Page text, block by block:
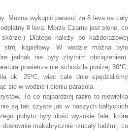
Można wykupić parasol za 8 leva na cały
8 leva. Morze Czarne jest słone, co
Dlatego należy po każdorazowej
strój kąpielowy. W wodzie można było
jednak nie były zbytnim obciążeniem.
powietrza nie schodziła poniżej 30*C,
ok. 25*C, więc całe dnie spędzaliśmy
się w wodzie i cieniu parasola.
To co najbardziej raziło to niewielka
są tak czyste jak w naszych bałtyckich
pobytu były dość wysokie fale, które
dosłownie makabrycznie rzucały ludźmi, co